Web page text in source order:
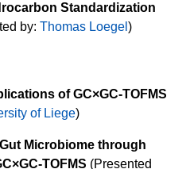
Standardization
by: Thomas Loegel )
of GC×GC-TOFMS
of Liege)
Microbiome through
TOFMS (Presented